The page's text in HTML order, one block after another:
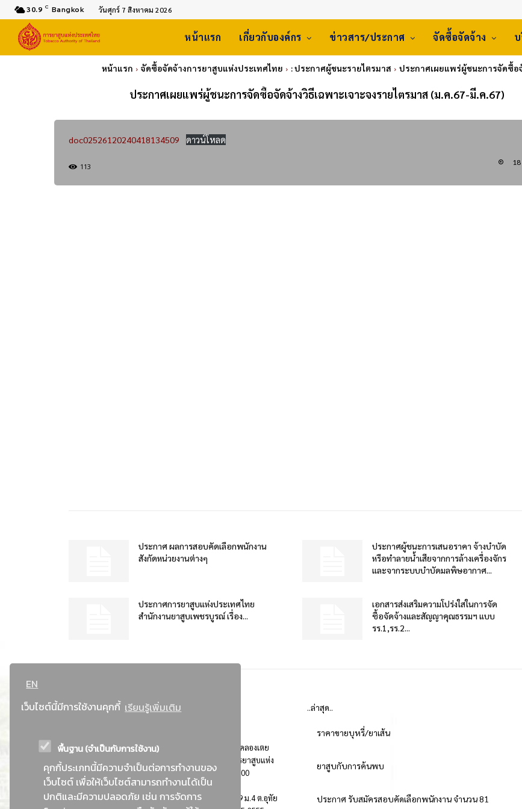
EN
เว็บไซต์นี้มีการใช้งานคุกกี้ เรียนรู้เพิ่มเติม
พื้นฐาน (จำเป็นกับการใช้งาน)
คุกกี้ประเภทนี้มีความจำเป็นต่อการทำงานของ
เว็บไซต์ เพื่อให้เว็บไซต์สามารถทำงานได้เป็น
ปกติและมีความปลอดภัย เช่น การจัดการ
30.9 C Bangkok วันศุกร์ 7 สิงหาคม 2026
หน้าแรก เกี่ยวกับองค์กร ข่าวสาร/ประกาศ จัดซื้อจัดจ้าง
หน้าแรก จัดซื้อจัดจ้างการยาสูบแห่งประเทศไทย : ประกาศผู้ชนะรายไตรมาส ประกาศเผยแพร่ผู้ชนะการจัดซื้อ
ประกาศเผยแพร่ผู้ชนะการจัดซื้อจัดจ้างวิธีเฉพาะเจาะจงรายไตรมาส (ม.ค.67-มี.ค.67)
doc02526120240418134509 ดาวน์โหลด
113
ประกาศ ผลการสอบคัดเลือกพนักงาน
สังกัดหน่วยงานต่างๆ
ประกาศผู้ชนะการเสนอราคา จ้างบำบัด
หรือทำลายน้ำเสียจากการล้างเครื่องจักร
และจากระบบบำบัดมลพิษอากาศ...
ประกาศการยาสูบแห่งประเทศไทย
สำนักงานยาสูบเพชรบูรณ์ เรื่อง...
เอกสารส่งเสริมความโปร่งใสในการจัด
ซื้อจัดจ้างและสัญญาคุณธรรมฯ แบบ
รร.1,รร.2...
ที่อยู่ : 184 ถนนพระรามที่ 4 แขวงคลองเตย เขตคลองเตย
กรุงเทพมหานคร 10110 ติดต่อประชาสัมพันธ์ การยาสูบแห่ง
ประเทศไทย Call center โทร. 0-2229-1000
การยาสูบแห่งประเทศไทย พระนครศรีอยุธยา : 999 ม.4 ต.อุทัย
..ล่าสุด..
ราคาขายบุหรี่/ยาเส้น
ยาสูบกับการค้นพบ
ประกาศ รับสมัครสอบคัดเลือกพนักงาน จำนวน 81